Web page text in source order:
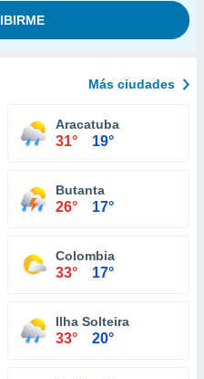
Más ciudades
Aracatuba
31° 19°
Butanta
26° 17°
Colombia
33° 17°
Ilha Solteira
33° 20°